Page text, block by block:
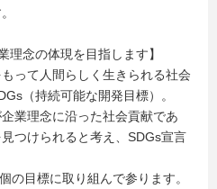
理念の体現を目指します】
って人間らしく生きられる社会
（持続可能な開発目標）。
業理念に沿った社会貢献であ
つけられると考え、SDGs宣言
の目標に取り組んで参ります。